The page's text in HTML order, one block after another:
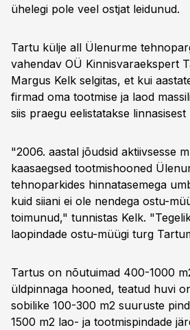
ühelegi pole veel ostjat leidunud.
Tartu külje all Ülenurme
vahendav OÜ Kinnisvaraekspert
Margus Kelk selgitas, et kui
firmad oma tootmise ja laod
siis praegu eelistatakse linnasisest
"2006. aastal jõudsid aktiivsesse
kaasaegsed tootmishooned
tehnoparkides hinnatasemega
kuid siiani ei ole nendega ostu-
toimunud," tunnistas Kelk.
laopindade ostu-müügi turg
Tartus on nõutuimad 400-1000
üldpinnaga hooned, teatud huvi
sobilike 100-300 m2 suuruste
1500 m2 lao- ja tootmispindade